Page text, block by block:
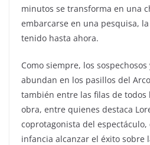
minutos se transforma en una
embarcarse en una pesquisa,
tenido hasta ahora.
Como siempre, los sospechosos
abundan en los pasillos del
también entre las filas de todos
obra, entre quienes destaca
coprotagonista del
infancia alcanzar el éxito sobre